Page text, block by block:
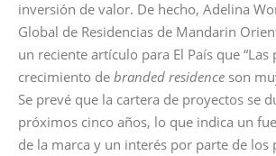
inversión de valor. De hecho, Adelina
Global de Residencias de Mandarin
un reciente artículo para El País que “Las
crecimiento de branded residence son
Se prevé que la cartera de proyectos se
próximos cinco años, lo que indica un
de la marca y un interés por parte de los